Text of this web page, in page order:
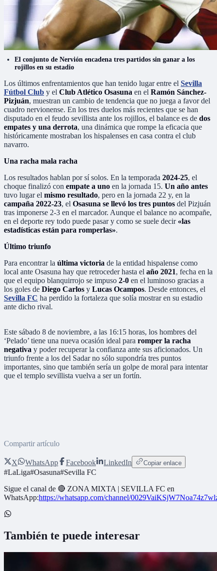
El conjunto de Nervión encadena tres partidos sin ganar a los
rojillos en su estadio
Los últimos enfrentamientos que han tenido lugar entre el Sevilla
Fútbol Club y el Club Atlético Osasuna en el Ramón Sánchez-
Pizjuán, muestran un cambio de tendencia que no juega a favor del
cuadro nervionense. En los tres duelos más recientes que se han
disputado en el feudo sevillista ante los rojillos, el balance es de dos
empates y una derrota, una dinámica que rompe la eficacia que
históricamente mostraban los hispalenses en casa contra el club
navarro.
Una racha mala racha
Los resultados hablan por sí solos. En la temporada 2024-25, el
choque finalizó con empate a uno en la jornada 15. Un año antes
tuvo lugar el mismo resultado, pero en la jornada 22 y, en la
campaña 2022-23, el Osasuna se llevó los tres puntos del Pizjuán
tras imponerse 2-3 en el marcador. Aunque el balance no acompañe,
en el deporte rey todo puede pasar y como se suele decir «las
estadísticas están para romperlas».
Último triunfo
Para encontrar la última victoria de la entidad hispalense como
local ante Osasuna hay que retroceder hasta el año 2021, fecha en la
que el equipo blanquirrojo se impuso 2-0 en el luminoso gracias a
los goles de Diego Carlos y Lucas Ocampos. Desde entonces, el
Sevilla FC ha perdido la fortaleza que solía mostrar en su estadio
ante dicho rival.
Este sábado 8 de noviembre, a las 16:15 horas, los hombres del
‘Pelado’ tiene una nueva ocasión ideal para romper la racha
negativa y poder recuperar la confianza ante sus aficionados. Un
triunfo frente a los del Sadar no sólo supondría tres puntos
importantes, sino que también sería un golpe de moral para intentar
que el templo sevillista vuelva a ser un fortín.
Compartir artículo
X WhatsApp Facebook LinkedIn Copiar enlace
#LaLiga#Osasuna#Sevilla FC
Sigue el canal de 🔴 ZONA MIXTA | SEVILLA FC en
WhatsApp:https://whatsapp.com/channel/
También te puede interesar